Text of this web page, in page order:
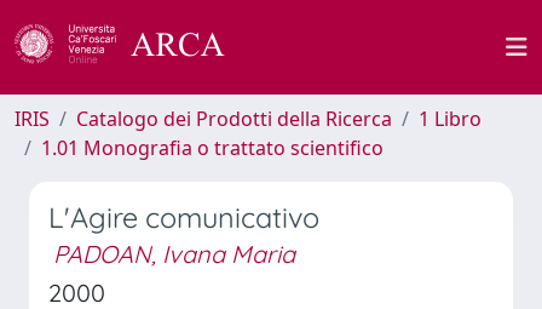
IRIS Catalogo dei Prodotti della Ricerca
1 Libro
1.01 Monografia o trattato scientifico
L'Agire comunicativo
PADOAN, Ivana Maria
2000